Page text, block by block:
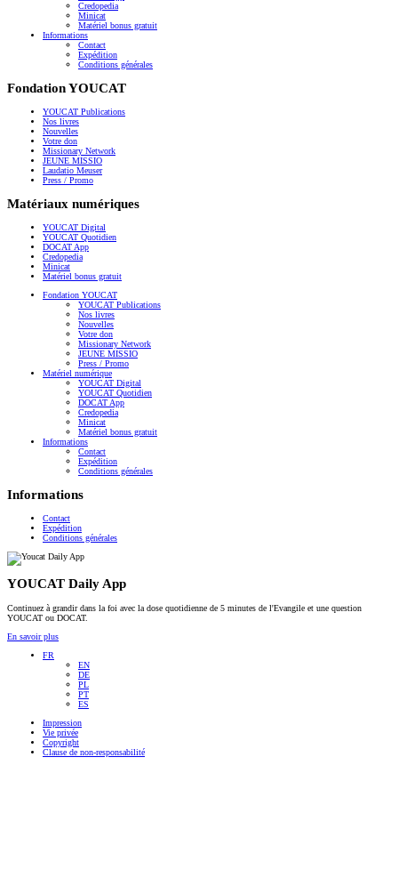
Credopedia
Minicat
Matériel bonus gratuit
Informations
Contact
Expédition
Conditions générales
Fondation YOUCAT
YOUCAT Publications
Nos livres
Nouvelles
Votre don
Missionary Network
JEUNE MISSIO
Laudatio Meuser
Press / Promo
Matériaux numériques
YOUCAT Digital
YOUCAT Quotidien
DOCAT App
Credopedia
Minicat
Matériel bonus gratuit
Fondation YOUCAT
YOUCAT Publications
Nos livres
Nouvelles
Votre don
Missionary Network
JEUNE MISSIO
Press / Promo
Matériel numérique
YOUCAT Digital
YOUCAT Quotidien
DOCAT App
Credopedia
Minicat
Matériel bonus gratuit
Informations
Contact
Expédition
Conditions générales
Informations
Contact
Expédition
Conditions générales
YOUCAT Daily App
Continuez à grandir dans la foi avec la dose quotidienne de 5 minutes de l'Evangile et une question
YOUCAT ou DOCAT.
En savoir plus
FR
EN
DE
PL
PT
ES
Impression
Vie privée
Copyright
Clause de non-responsabilité